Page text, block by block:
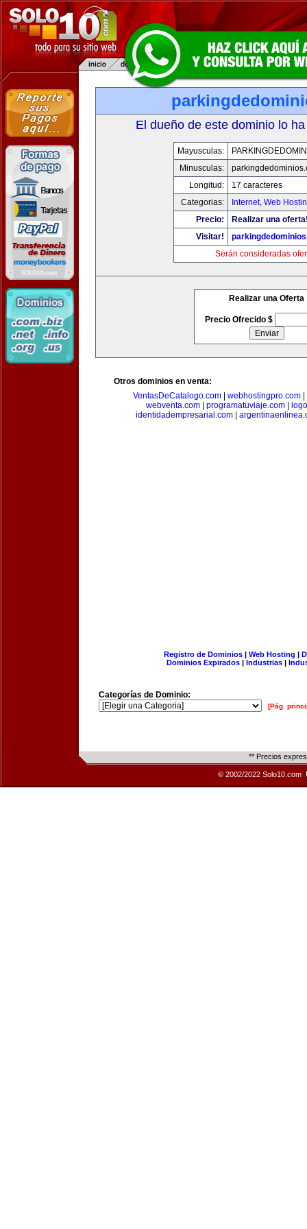
El dueño de este dominio lo
Mayusculas:
Minusculas:
Longitud:
17 caracteres
Categorias:
Internet, Web
Precio:
Realizar una
Visitar!
Serán consideradas
Realizar una Oferta
Precio Ofrecido $
Otros dominios en venta:
VentasDeCatalogo.com| webhostingpro.com|
webventa.com
programatuviaje.com
identidadempresarial.com
Registro de Dominios| Web Hosting |
Dominios Expirados | Industrias |
Categorías de Dominio:
[Pág.
** Precios
© 2002/2022 Solo10.com